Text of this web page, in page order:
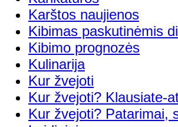
Karštos naujienos
Kibimas paskutinėmis
Kibimo prognozės
Kulinarija
Kur žvejoti
Kur žvejoti? Klausiate-
Kur žvejoti? Patarimai,